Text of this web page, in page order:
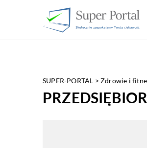
SUPER-PORTAL >Zdrowie i